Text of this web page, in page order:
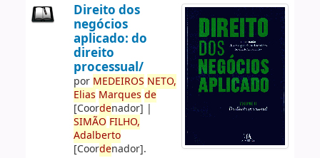
Direito dos
negócios
aplicado: do
direito
processual/
por MEDEIROS NETO,
Elias Marques de
[Coordenador] |
SIMÃO FILHO,
Adalberto
[Coordenador].